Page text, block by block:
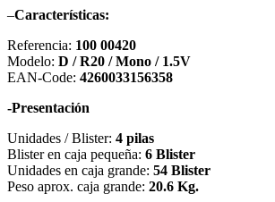
–Características:
Referencia: 100 00420
Modelo: D / R20 / Mono / 1.5V
EAN-Code: 4260033156358
-Presentación
Unidades / Blister: 4 pilas
Blister en caja pequeña: 6 Blister
Unidades en caja grande: 54 Blister
Peso aprox. caja grande: 20.6 Kg.